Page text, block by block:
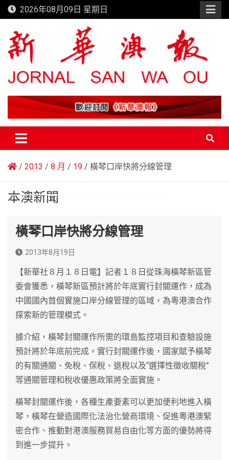
Skip
to
content
2026年08月09日 星期日
新華澳報
2013 8 月 19 橫琴口岸快將分線管理
本澳新聞
橫琴口岸快將分線管理
2013年8月19日
【新華社８月１８日電】記者１８日從珠海橫琴新區管
委會獲悉，橫琴新區預計將於年底實行封關運作，成為
中國國內首個實施口岸分線管理的區域，為粵港澳合作
探索新的管理模式。
據介紹，橫琴封關運作所需的環島監控項目和查驗設施
預計將於年底前完成。實行封關運作後，國家賦予橫琴
的有關通關、免稅、保稅、退稅以及“選擇性徵收關稅”
等通關管理和稅收優惠政策將全面實施。
橫琴封關運作後，各種生產要素可以更加便利地進入橫
琴，橫琴在營造國際化法治化營商環境、促進粵港澳緊
密合作、推動對港澳服務貿易自由化等方面的優勢將得
到進一步提升。